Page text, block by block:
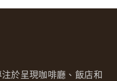
於呈現咖啡廳、飯店和